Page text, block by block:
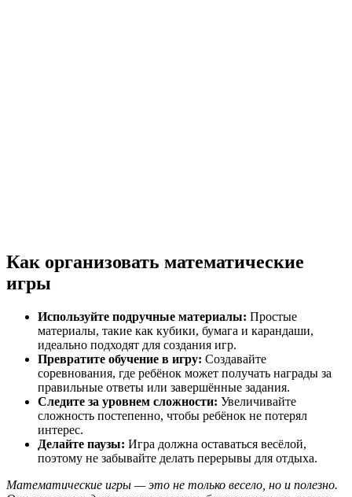
Как организовать математические
игры
Используйте подручные материалы: Простые
материалы, такие как кубики, бумага и карандаши,
идеально подходят для создания игр.
Превратите обучение в игру: Создавайте
соревнования, где ребёнок может получать награды за
правильные ответы или завершённые задания.
Следите за уровнем сложности: Увеличивайте
сложность постепенно, чтобы ребёнок не потерял
интерес.
Делайте паузы: Игра должна оставаться весёлой,
поэтому не забывайте делать перерывы для отдыха.
Математические игры — это не только весело, но и полезно.